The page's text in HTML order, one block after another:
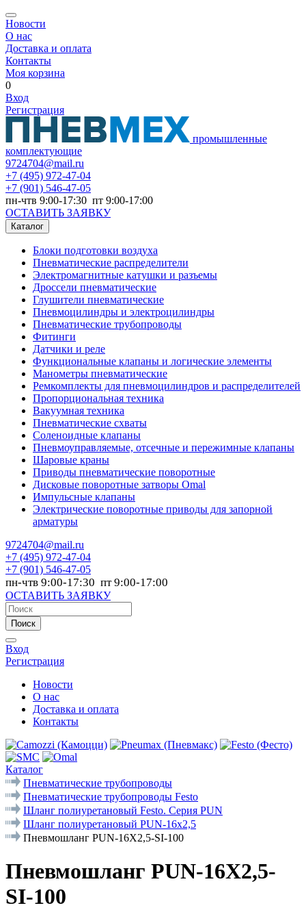
Новости
О нас
Доставка и оплата
Контакты
Моя корзина
0
Вход
Регистрация
промышленные
комплектующие
9724704@mail.ru
+7 (495) 972-47-04
+7 (901) 546-47-05
пн-чтв 9:00-17:30 пт 9:00-17:00
ОСТАВИТЬ ЗАЯВКУ
Каталог
Блоки подготовки воздуха
Пневматические распределители
Электромагнитные катушки и разъемы
Дроссели пневматические
Глушители пневматические
Пневмоцилиндры и электроцилиндры
Пневматические трубопроводы
Фитинги
Датчики и реле
Функциональные клапаны и логические элементы
Манометры пневматические
Ремкомплекты для пневмоцилиндров и распределителей
Пропорциональная техника
Вакуумная техника
Пневматические схваты
Соленоидные клапаны
Пневмоуправляемые, отсечные и пережимные клапаны
Шаровые краны
Приводы пневматические поворотные
Дисковые поворотные затворы Omal
Импульсные клапаны
Электрические поворотные приводы для запорной
арматуры
9724704@mail.ru
+7 (495) 972-47-04
+7 (901) 546-47-05
пн-чтв 9:00-17:30 пт 9:00-17:00
ОСТАВИТЬ ЗАЯВКУ
Поиск
Вход
Регистрация
Новости
О нас
Доставка и оплата
Контакты
Каталог
Пневматические трубопроводы
Пневматические трубопроводы Festo
Шланг полиуретановый Festo. Серия PUN
Шланг полиуретановый PUN-16x2,5
Пневмошланг PUN-16X2,5-SI-100
Пневмошланг PUN-16X2,5-
SI-100